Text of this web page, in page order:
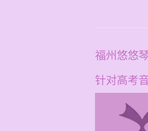
福州悠悠
针对高考